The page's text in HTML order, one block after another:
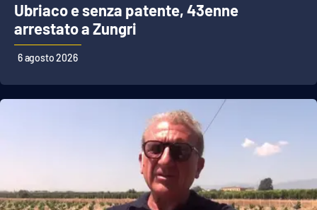
Sanità
Società
Sport
Good Morning Vietnam
Ubriaco e senza patente, 43enne
arrestato a Zungri
6 agosto 2026